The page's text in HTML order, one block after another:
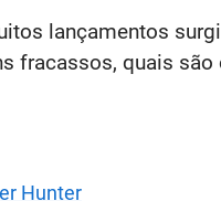
lançamentos
fracassos, quais são
Hunter